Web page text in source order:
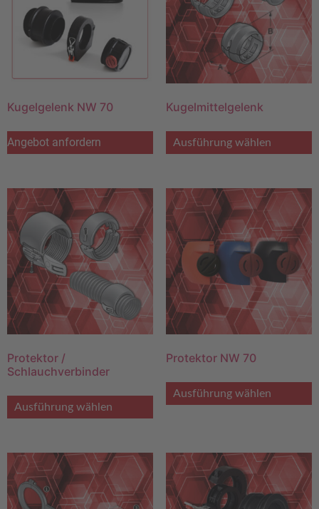
Kugelgelenk NW 70
Angebot anfordern
Kugelmittelgelenk
Ausführung wählen
Protektor /
Schlauchverbinder
Ausführung wählen
Protektor NW 70
Ausführung wählen